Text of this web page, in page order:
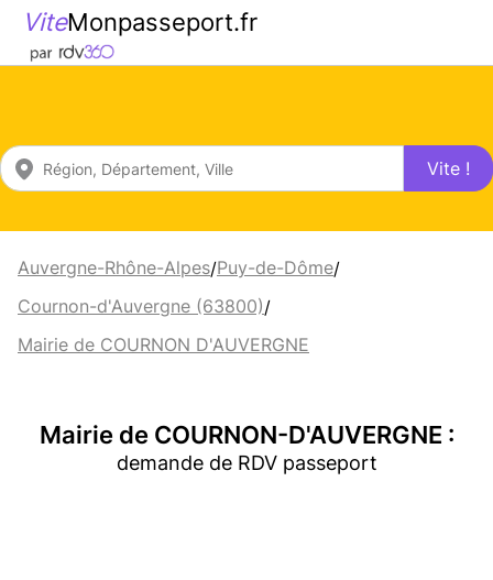
ViteMonpasseport.fr
Vite !
Auvergne-Rhône-Alpes/Puy-de-Dôme/
Cournon-d'Auvergne (63800)/
Mairie de COURNON D'AUVERGNE
Mairie de COURNON-D'AUVERGNE :
demande de RDV passeport